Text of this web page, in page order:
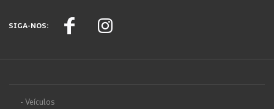
SIGA-NOS:
- Veículos